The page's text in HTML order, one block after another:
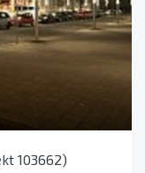
103662)